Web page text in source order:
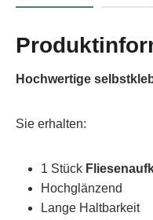
Hochwertige
Sie erhalten:
1 Stück
Hochglänzend
Lange Haltbarkeit